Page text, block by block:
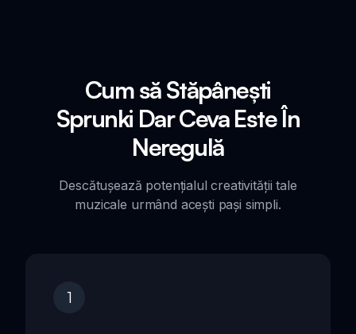
Cum să Stăpânești
Sprunki Dar Ceva Este În
Neregulă
Descătușează potențialul creativității tale
muzicale urmând acești pași simpli.
1